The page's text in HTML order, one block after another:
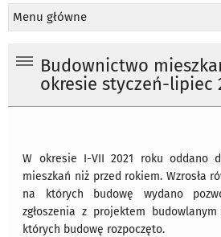
Menu główne
Budownictwo
okresie styczeń-lipiec
W okresie I-VII 2021 roku oddano
mieszkań niż przed rokiem. Wzrosła
na których budowę wydano
zgłoszenia z projektem
których budowę rozpoczęto.